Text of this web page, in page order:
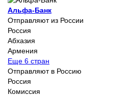
Альфа-Банк
Отправляют из России
Россия
Абхазия
Армения
Еще 6 стран
Отправляют в Россию
Россия
Комиссия